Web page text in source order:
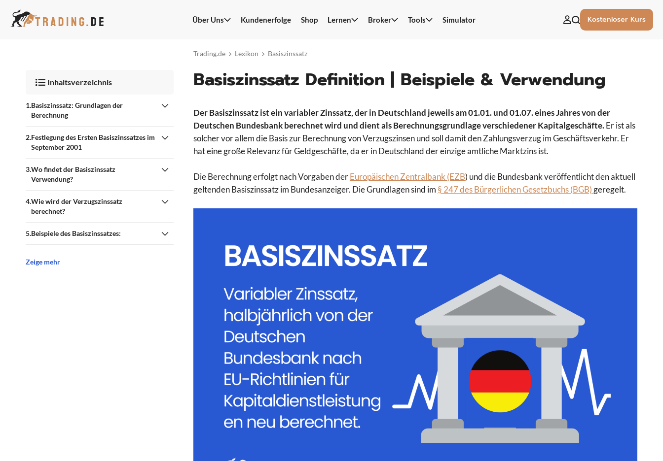
Inhalt
Über Uns Kundenerfolge Shop Lernen Broker Tools Simulator Kostenloser Kurs
Trading.de Lexikon Basiszinssatz
Basiszinssatz Definition | Beispiele & Verwendung
Der Basiszinssatz ist ein variabler Zinssatz, der in Deutschland jeweils am 01.01. und 01.07. eines Jahres von der
Deutschen Bundesbank berechnet wird und dient als Berechnungsgrundlage verschiedener Kapitalgeschäfte.Er ist als
solcher vor allem die Basis zur Berechnung von Verzugszinsen und soll damit den Zahlungsverzug im Geschäftsverkehr. Er
hat eine große Relevanz für Geldgeschäfte, da er in Deutschland der einzige amtliche Marktzins ist.
Die Berechnung erfolgt nach Vorgaben derEuropäischen Zentralbank (EZB) und die Bundesbank veröffentlicht den aktuell
geltenden Basiszinssatz im Bundesanzeiger. Die Grundlagen sind im § 247 des Bürgerlichen Gesetzbuchs (BGB) geregelt.
Inhaltsverzeichnis
Basiszinssatz: Grundlagen der
Berechnung
Festlegung des Ersten Basiszinssatzes im
September 2001
Wo findet der Basiszinssatz
Verwendung?
Wie wird der Verzugszinssatz
berechnet?
Beispiele des Basiszinssatzes:
Zeige mehr